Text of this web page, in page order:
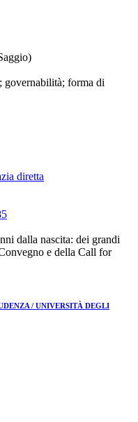
governabilità; forma di
diretta
dalla nascita: dei grandi
e della Call for
/ UNIVERSITÀ DEGLI